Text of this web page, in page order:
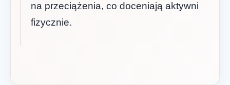
na przeciążenia, co doceniają aktywni
fizycznie.